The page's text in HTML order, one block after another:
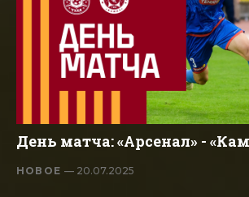
День матча: «Арсенал» -
НОВОЕ— 20.07.2025